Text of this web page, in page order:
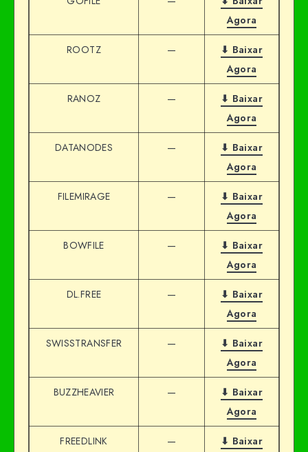
Agora
ROOTZ —
⬇ Baixar
Agora
RANOZ —
⬇ Baixar
Agora
DATANODES —
⬇ Baixar
Agora
FILEMIRAGE —
⬇ Baixar
Agora
BOWFILE —
⬇ Baixar
Agora
DL.FREE —
⬇ Baixar
Agora
SWISSTRANSFER —
⬇ Baixar
Agora
BUZZHEAVIER —
⬇ Baixar
Agora
FREEDLINK —
⬇ Baixar